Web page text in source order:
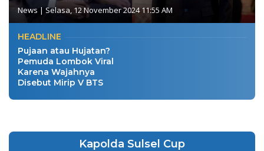
News|Selasa, 12 November 2024 11:55 AM
HEADLINE
Pujaan atau Hujatan?
Pemuda Lombok Viral
Karena Wajahnya
Disebut Mirip V BTS
Kapolda Sulsel Cup